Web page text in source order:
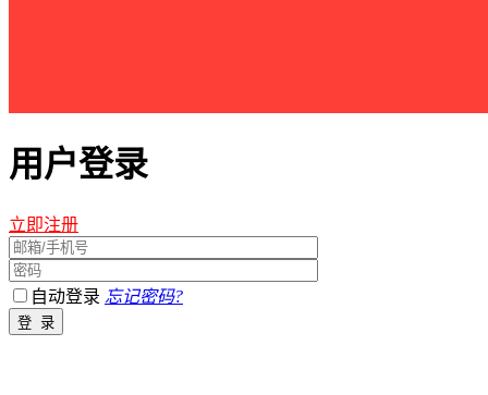
用户登录
立即注册
自动登录 忘记密码?